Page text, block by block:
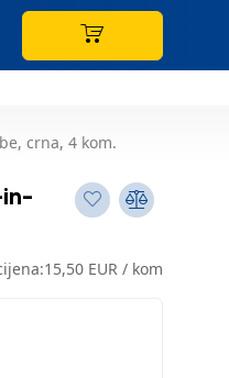
crna, 4 kom.
15,50 EUR / kom